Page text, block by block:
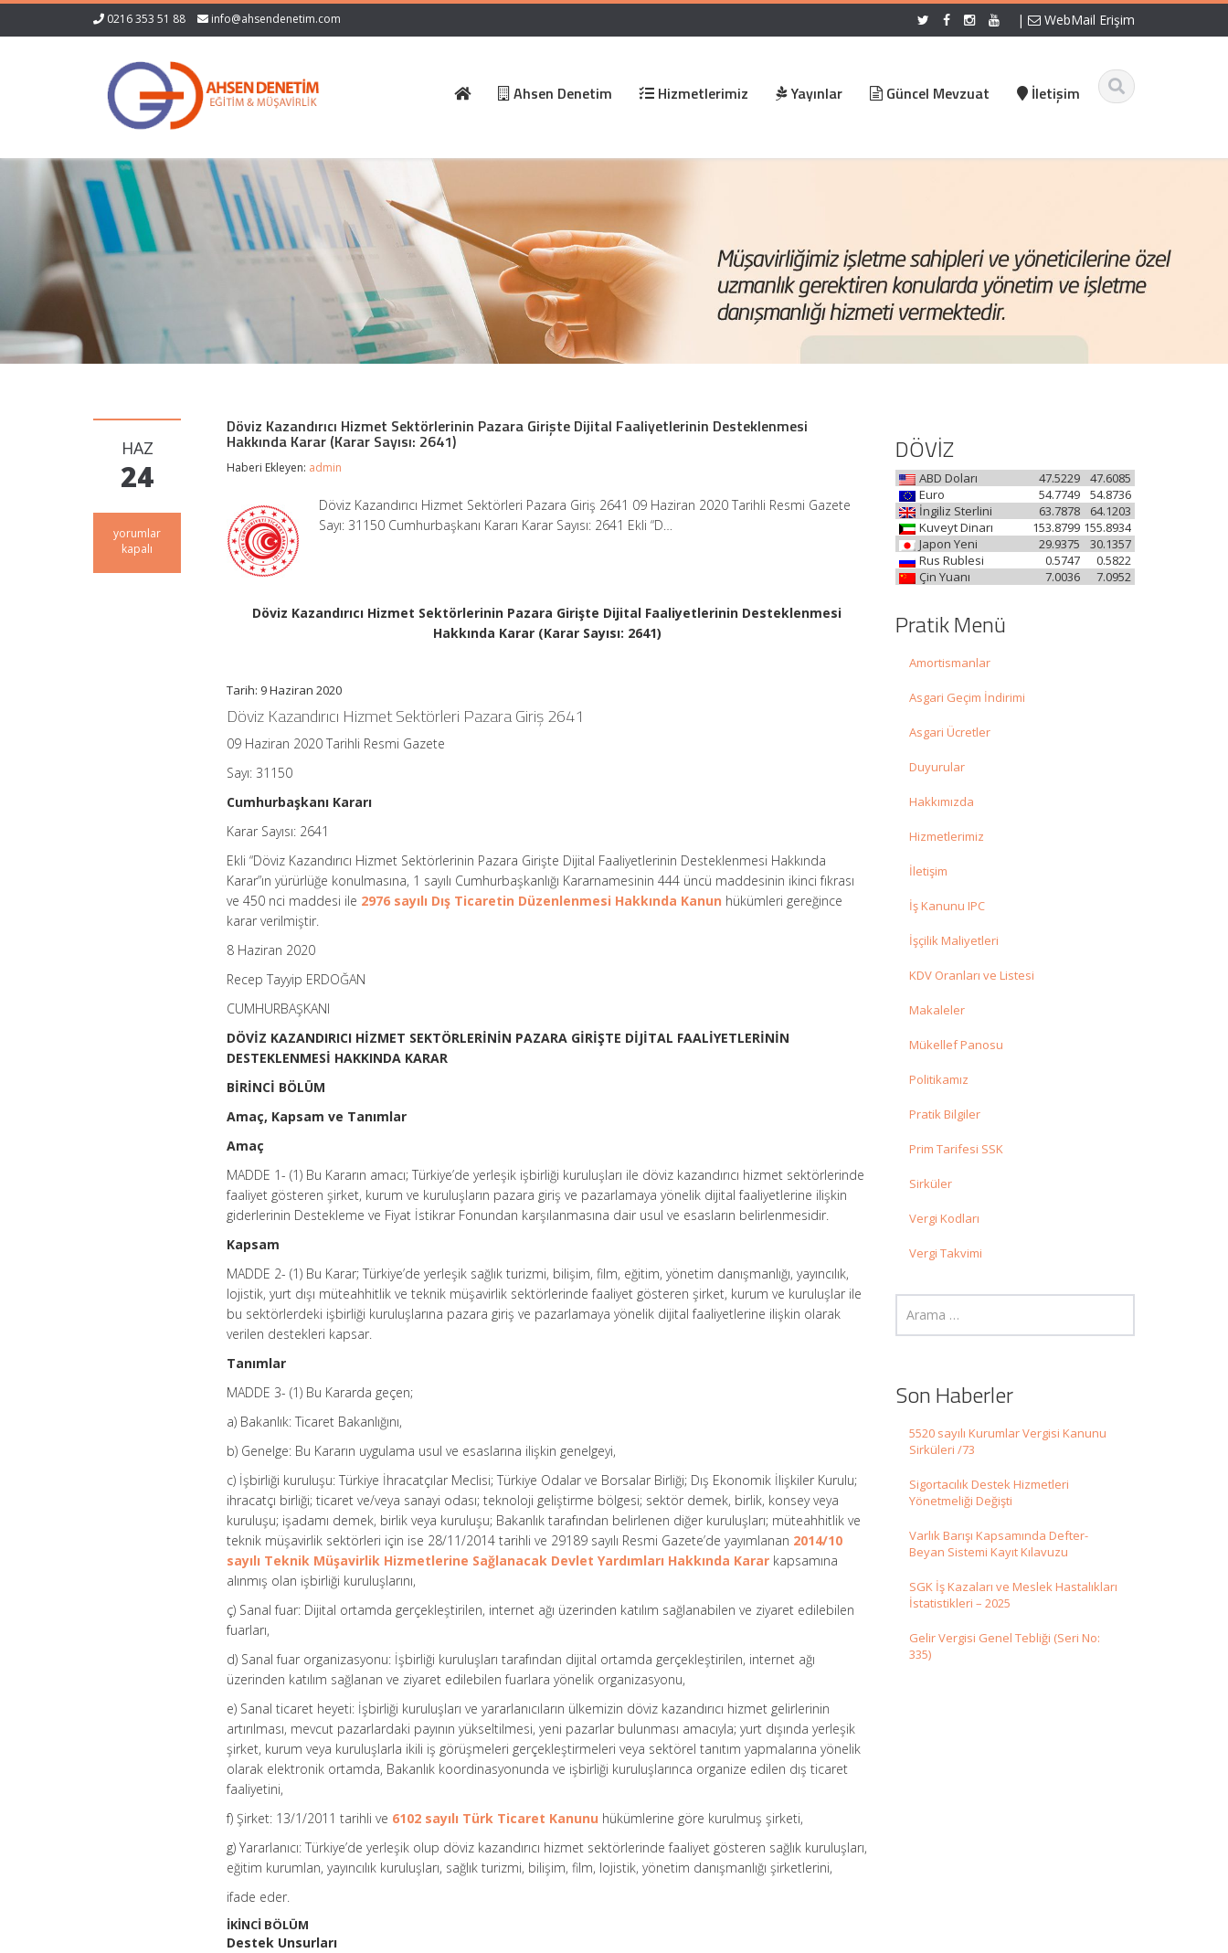
0216 353 51 88 info@ahsendenetim.com | WebMail Erişim
Ahsen Denetim Hizmetlerimiz Yayınlar Güncel Mevzuat İletişim
HAZ
24
Döviz
Kazandırıcı
yorumlar
kapalı
Döviz Kazandırıcı Hizmet Sektörlerinin Pazara Girişte Dijital Faaliyetlerinin Desteklenmesi
Hakkında Karar (Karar Sayısı: 2641)
Haberi Ekleyen: admin
Döviz Kazandırıcı Hizmet Sektörleri Pazara Giriş 2641 09 Haziran 2020 Tarihli Resmi Gazete
Sayı: 31150 Cumhurbaşkanı Kararı Karar Sayısı: 2641 Ekli “D…
Döviz Kazandırıcı Hizmet Sektörlerinin Pazara Girişte Dijital Faaliyetlerinin Desteklenmesi
Hakkında Karar (Karar Sayısı: 2641)
Tarih: 9 Haziran 2020
Döviz Kazandırıcı Hizmet Sektörleri Pazara Giriş 2641
09 Haziran 2020 Tarihli Resmi Gazete
Sayı: 31150
Cumhurbaşkanı Kararı
Karar Sayısı: 2641
Ekli “Döviz Kazandırıcı Hizmet Sektörlerinin Pazara Girişte Dijital Faaliyetlerinin Desteklenmesi Hakkında
Karar”ın yürürlüğe konulmasına, 1 sayılı Cumhurbaşkanlığı Kararnamesinin 444 üncü maddesinin ikinci fıkrası
ve 450 nci maddesi ile 2976 sayılı Dış Ticaretin Düzenlenmesi Hakkında Kanun hükümleri gereğince
karar verilmiştir.
8 Haziran 2020
Recep Tayyip ERDOĞAN
CUMHURBAŞKANI
DÖVİZ KAZANDIRICI HİZMET SEKTÖRLERİNİN PAZARA GİRİŞTE DİJİTAL FAALİYETLERİNİN
DESTEKLENMESİ HAKKINDA KARAR
BİRİNCİ BÖLÜM
Amaç, Kapsam ve Tanımlar
Amaç
MADDE 1- (1) Bu Kararın amacı; Türkiye’de yerleşik işbirliği kuruluşları ile döviz kazandırıcı hizmet sektörlerinde
faaliyet gösteren şirket, kurum ve kuruluşların pazara giriş ve pazarlamaya yönelik dijital faaliyetlerine ilişkin
giderlerinin Destekleme ve Fiyat İstikrar Fonundan karşılanmasına dair usul ve esasların belirlenmesidir.
Kapsam
MADDE 2- (1) Bu Karar; Türkiye’de yerleşik sağlık turizmi, bilişim, film, eğitim, yönetim danışmanlığı, yayıncılık,
lojistik, yurt dışı müteahhitlik ve teknik müşavirlik sektörlerinde faaliyet gösteren şirket, kurum ve kuruluşlar ile
bu sektörlerdeki işbirliği kuruluşlarına pazara giriş ve pazarlamaya yönelik dijital faaliyetlerine ilişkin olarak
verilen destekleri kapsar.
Tanımlar
MADDE 3- (1) Bu Kararda geçen;
a) Bakanlık: Ticaret Bakanlığını,
b) Genelge: Bu Kararın uygulama usul ve esaslarına ilişkin genelgeyi,
c) İşbirliği kuruluşu: Türkiye İhracatçılar Meclisi; Türkiye Odalar ve Borsalar Birliği; Dış Ekonomik İlişkiler Kurulu;
ihracatçı birliği; ticaret ve/veya sanayi odası; teknoloji geliştirme bölgesi; sektör demek, birlik, konsey veya
kuruluşu; işadamı demek, birlik veya kuruluşu; Bakanlık tarafından belirlenen diğer kuruluşları; müteahhitlik ve
teknik müşavirlik sektörleri için ise 28/11/2014 tarihli ve 29189 sayılı Resmi Gazete’de yayımlanan 2014/10
sayılı Teknik Müşavirlik Hizmetlerine Sağlanacak Devlet Yardımları Hakkında Karar kapsamına
alınmış olan işbirliği kuruluşlarını,
ç) Sanal fuar: Dijital ortamda gerçekleştirilen, internet ağı üzerinden katılım sağlanabilen ve ziyaret edilebilen
fuarları,
d) Sanal fuar organizasyonu: İşbirliği kuruluşları tarafından dijital ortamda gerçekleştirilen, internet ağı
üzerinden katılım sağlanan ve ziyaret edilebilen fuarlara yönelik organizasyonu,
e) Sanal ticaret heyeti: İşbirliği kuruluşları ve yararlanıcıların ülkemizin döviz kazandırıcı hizmet gelirlerinin
artırılması, mevcut pazarlardaki payının yükseltilmesi, yeni pazarlar bulunması amacıyla; yurt dışında yerleşik
şirket, kurum veya kuruluşlarla ikili iş görüşmeleri gerçekleştirmeleri veya sektörel tanıtım yapmalarına yönelik
olarak elektronik ortamda, Bakanlık koordinasyonunda ve işbirliği kuruluşlarınca organize edilen dış ticaret
faaliyetini,
f) Şirket: 13/1/2011 tarihli ve 6102 sayılı Türk Ticaret Kanunu hükümlerine göre kurulmuş şirketi,
g) Yararlanıcı: Türkiye’de yerleşik olup döviz kazandırıcı hizmet sektörlerinde faaliyet gösteren sağlık kuruluşları,
eğitim kurumlan, yayıncılık kuruluşları, sağlık turizmi, bilişim, film, lojistik, yönetim danışmanlığı şirketlerini,
ifade eder.
İKİNCİ BÖLÜM
Destek Unsurları
DÖVİZ
ABD Doları 47.6085
47.5229
Euro
54.8736
54.7749
İngiliz Sterlini
64.1203
63.7878
Kuveyt Dinarı
155.8934
153.8799
Japon Yeni
30.1357
29.9375
Rus Rublesi
0.5822
0.5747
Çin Yuanı
7.0952
7.0036
Pratik Menü
Amortismanlar
Asgari Geçim İndirimi
Asgari Ücretler
Duyurular
Hakkımızda
Hizmetlerimiz
İletişim
İş Kanunu IPC
İşçilik Maliyetleri
KDV Oranları ve Listesi
Makaleler
Mükellef Panosu
Politikamız
Pratik Bilgiler
Prim Tarifesi SSK
Sirküler
Vergi Kodları
Vergi Takvimi
Son Haberler
5520 sayılı Kurumlar Vergisi Kanunu
Sirküleri /73
Sigortacılık Destek Hizmetleri
Yönetmeliği Değişti
Varlık Barışı Kapsamında Defter-
Beyan Sistemi Kayıt Kılavuzu
SGK İş Kazaları ve Meslek Hastalıkları
İstatistikleri – 2025
Gelir Vergisi Genel Tebliği (Seri No:
335)